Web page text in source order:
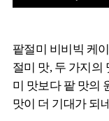
팥절미 비비빅 케
절미 맛, 두 가지의
미 맛보다 팥 맛의
맛이 더 기대가 되